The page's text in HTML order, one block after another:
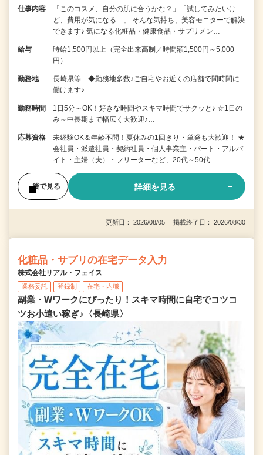
仕事内容
「このコスメ、自分の肌に合うかな？」「試してみたいけ
ど、費用が気になる…」 そんな気持ち、美容モニターで解決
できます♪ 気になる化粧品・健康食品・サプリメン…
給与
時給1,500円以上（完全出来高制／時間額1,500円～5,000
円）
勤務地
長崎県等 ◆勤務地多数♪ご自宅やお近くの店舗で間時間に
働けます♪
勤務時間
1日5分～OK！好きな時間やスキマ時間でサクッと♪ ☆1日の
み～中長期まで幅広く大歓迎♪…
応募資格
未経験OK＆年齢不問！夏休みの1回きり・単発も大歓迎！ ★
会社員・派遣社員・契約社員・個人事業主・パート・アルバ
イト・主婦（夫）・フリーターなど、20代～50代…
後で見る 詳細を見る
更新日： 2026/08/05 掲載終了日： 2026/08/30
化粧品・サプリの在宅データ入力
株式会社リアル・フェイス
業務委託 登録制 在宅・内職
副業・Wワークにぴったり！スキマ時間に自宅でコツコ
ツお小遣い稼ぎ♪〈長崎県〉